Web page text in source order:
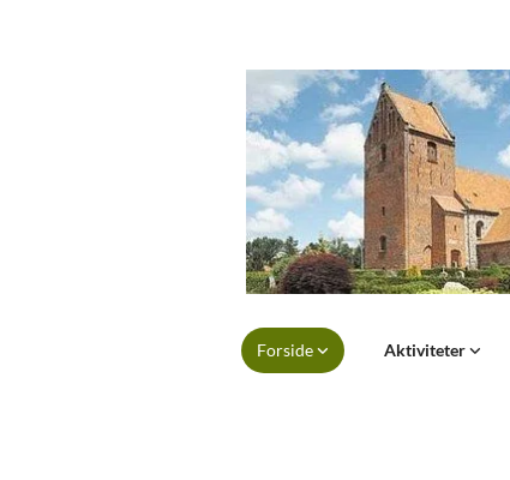
Forside Aktiviteter